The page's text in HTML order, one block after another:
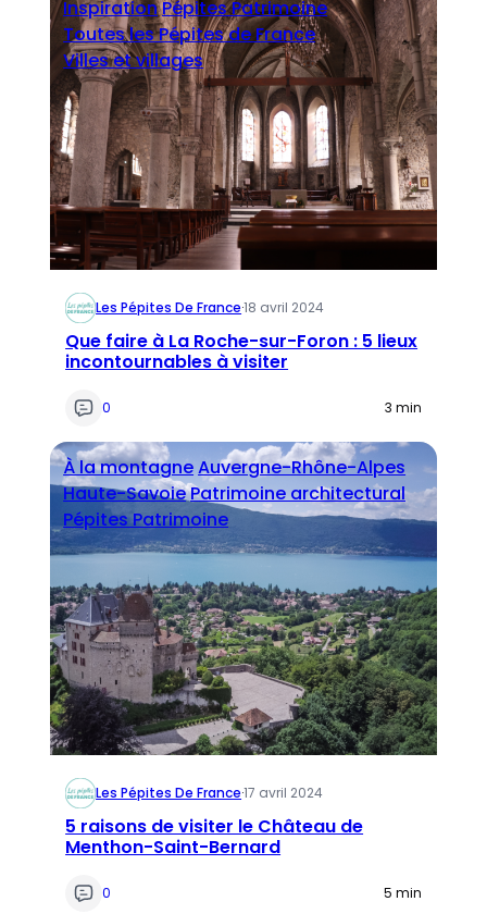
InspirationPépites Patrimoine
Toutes les Pépites de France
Villes et villages
Les Pépites De France·18 avril 2024
Que faire à La Roche-sur-Foron : 5 lieux
incontournables à visiter
0 3 min
À la montagneAuvergne-Rhône-Alpes
Haute-SavoiePatrimoine architectural
Pépites Patrimoine
Les Pépites De France·17 avril 2024
5 raisons de visiter le Château de
Menthon-Saint-Bernard
0 5 min